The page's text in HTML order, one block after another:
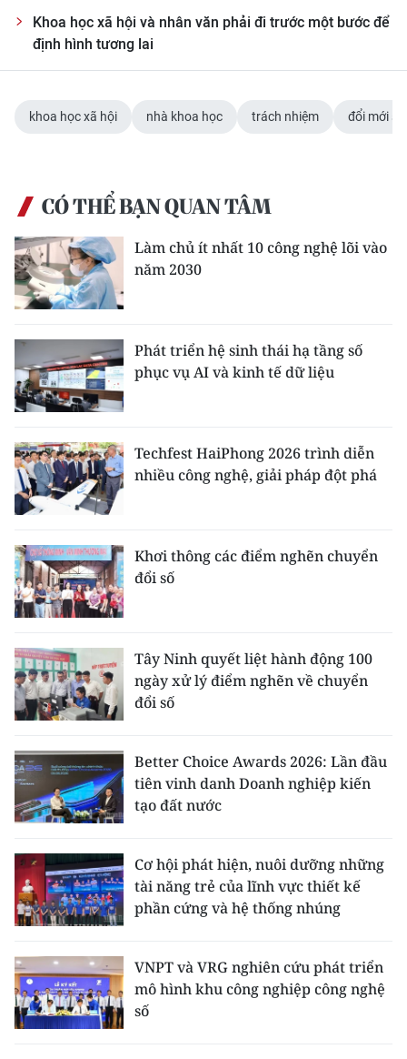
Khoa học xã hội và nhân văn phải đi trước một bước để
định hình tương lai
khoa học xã hội nhà khoa học trách nhiệm đổi mới
CÓ THỂ BẠN QUAN TÂM
Làm chủ ít nhất 10 công nghệ lõi vào
năm 2030
Phát triển hệ sinh thái hạ tầng số
phục vụ AI và kinh tế dữ liệu
Techfest HaiPhong 2026 trình diễn
nhiều công nghệ, giải pháp đột phá
Khơi thông các điểm nghẽn chuyển
đổi số
Tây Ninh quyết liệt hành động 100
ngày xử lý điểm nghẽn về chuyển
đổi số
Better Choice Awards 2026: Lần đầu
tiên vinh danh Doanh nghiệp kiến
tạo đất nước
Cơ hội phát hiện, nuôi dưỡng những
tài năng trẻ của lĩnh vực thiết kế
phần cứng và hệ thống nhúng
VNPT và VRG nghiên cứu phát triển
mô hình khu công nghiệp công nghệ
số